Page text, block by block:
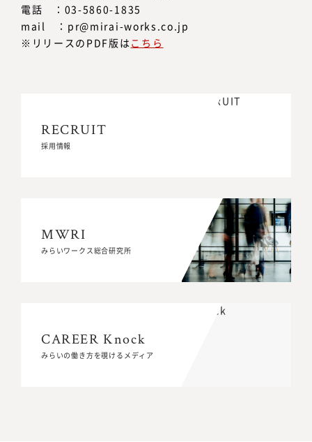
電話 ：03-5860-1835
mail ：pr@mirai-works.co.jp
※リリースのPDF版はこちら
RECRUIT
採用情報
RECRUIT
採用情報
MWRI
みらいワークス総合研究所
MWRI
みらいワークス総合研究所
CAREER Knock
みらいの働き方を覗けるメディア
CAREER Knock
みらいの働き方を覗けるメディア